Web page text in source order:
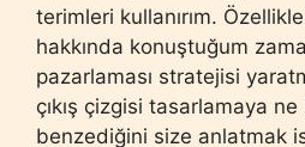
terimleri kullanırım.
hakkında konuştuğum
pazarlaması stratejisi
çıkış çizgisi tasarlamaya
benzediğini size anlatmak